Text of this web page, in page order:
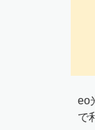
eo
で